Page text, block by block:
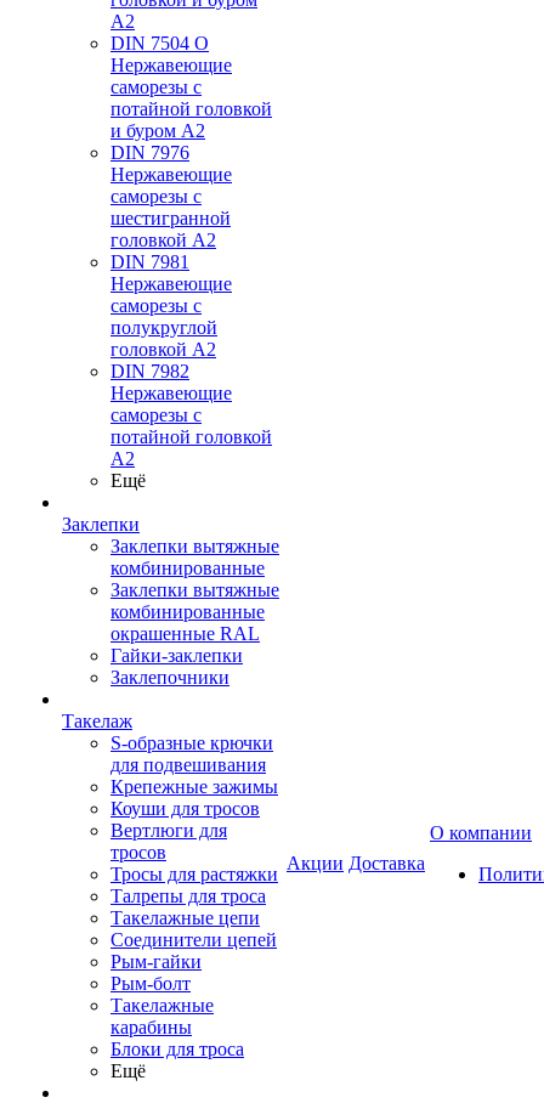
А2
DIN 7504 O
Нержавеющие
саморезы с
потайной головкой
и буром А2
DIN 7976
Нержавеющие
саморезы с
шестигранной
головкой А2
DIN 7981
Нержавеющие
саморезы с
полукруглой
головкой А2
DIN 7982
Нержавеющие
саморезы с
потайной головкой
А2
Ещё
Заклепки
Заклепки вытяжные
комбинированные
Заклепки вытяжные
комбинированные
окрашенные RAL
Гайки-заклепки
Заклепочники
Такелаж
S-образные крючки
для подвешивания
Крепежные зажимы
Коуши для тросов
Вертлюги для
тросов
Тросы для растяжки
Талрепы для троса
Такелажные цепи
Соединители цепей
Рым-гайки
Рым-болт
Такелажные
карабины
Блоки для троса
Ещё
Акции Доставка
О компании